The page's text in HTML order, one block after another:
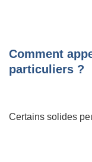
Comment
particuliers ?
Certains solides